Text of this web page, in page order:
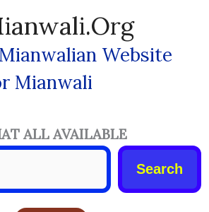
Website
Mianwali
ALL AVAILABLE
Search